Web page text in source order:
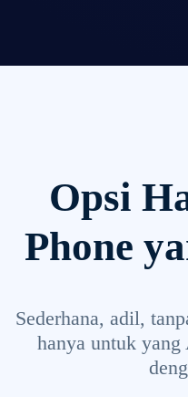
Opsi
Phone
Sederhana, adil,
hanya untuk yang